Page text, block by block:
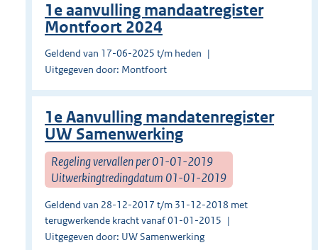
1e aanvulling mandaatregister
Montfoort 2024
Geldend van 17-06-2025 t/m heden
Uitgegeven door: Montfoort
1e Aanvulling mandatenregister
UW Samenwerking
Regeling vervallen per 01-01-2019
Uitwerkingtredingdatum 01-01-2019
Geldend van 28-12-2017 t/m 31-12-2018 met
terugwerkende kracht vanaf 01-01-2015
Uitgegeven door: UW Samenwerking